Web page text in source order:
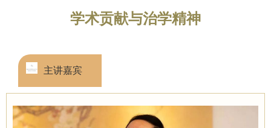
学术贡献与治学精神
主讲嘉宾